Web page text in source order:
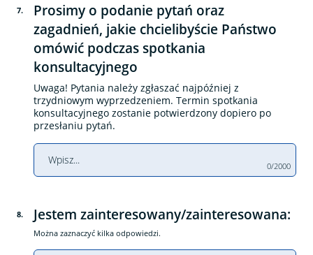
7.
Prosimy o podanie pytań oraz
zagadnień, jakie chcielibyście Państwo
omówić podczas spotkania
konsultacyjnego
Uwaga! Pytania należy zgłaszać najpóźniej z
trzydniowym wyprzedzeniem. Termin spotkania
konsultacyjnego zostanie potwierdzony dopiero po
przesłaniu pytań.
0/2000
8. Jestem zainteresowany/zainteresowana:
Można zaznaczyć kilka odpowiedzi.